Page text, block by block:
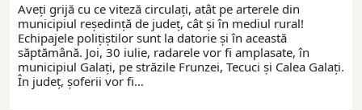
Aveţi grijă cu ce viteză circulaţi, atât pe arterele din
municipiul reşedinţă de judeţ, cât şi în mediul rural!
Echipajele poliţiştilor sunt la datorie și în această
săptămână. Joi, 30 iulie, radarele vor fi amplasate, în
municipiul Galați, pe străzile Frunzei, Tecuci și Calea Galați.
În județ, șoferii vor fi…